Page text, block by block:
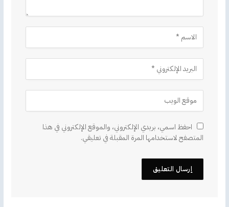
احفظ اسمي، بريدي الإلكتروني، والموقع الإلكتروني في هذا
المتصفح لاستخدامها المرة المقبلة في تعليقي.